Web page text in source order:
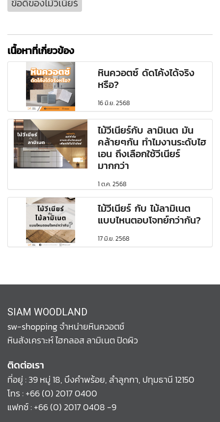
เนื้อหาที่เกี่ยวข้อง
หินควอตซ์ ดัดโค้งได้จริง
หรือ?
16 มิ.ย. 2568
ไม้วีเนียร์กับ ลามิเนต มัน
คล้ายๆกัน ทำไมงานระดับไฮ
เอน ถึงเลือกใช้วีเนียร์
มากกว่า
1 ต.ค. 2568
ไม้วีเนียร์ กับ ไม้ลามิเนต
แบบไหนตอบโจทย์กว่ากัน?
17 มิ.ย. 2568
SIAM WOODLAND
sw-shopping จำหน่ายหินควอตช์
หินสังเคราะห์ ไฮกลอส ลามิเนต ปิดผิว
ติดต่อเรา
ที่อยู่ : 39 หมู่ 18, บึงคำพร้อย, ลำลูกกา, ปทุมธานี 12150
โทร :+66 (0) 2017 0400
แฟกซ์ : +66 (0) 2017 0408 -9